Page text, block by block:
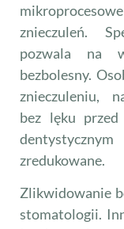
znieczuleń.
pozwala na
bezbolesny.
znie­czuleniu,
bez lęku przed
zredukowane.
Zlikwidowanie
stomatologii.